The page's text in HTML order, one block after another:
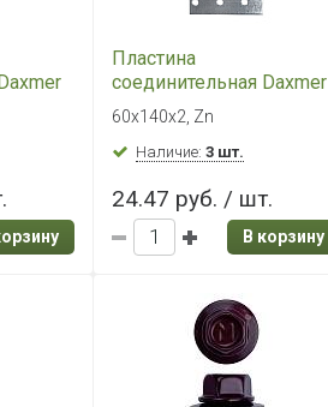
Пластина
соединительная Daxmer
60х140х2, Zn, PS
60х140х2, Zn
Наличие:3 шт.
24.47 руб. / шт.
В корзину